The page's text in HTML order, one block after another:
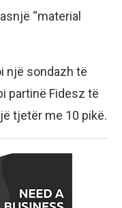
“material
një sondazh të
partinë Fidesz të
tjetër me 10 pikë.